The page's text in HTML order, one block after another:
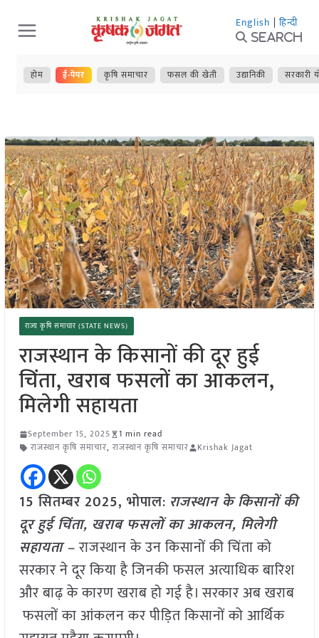
Skip
to
content
English | हिन्दी
Search
होम ई-पेपर कृषि समाचार फसल की खेती उद्यानिकी सरकारी
राज्य कृषि समाचार (STATE NEWS)
राजस्थान के किसानों की दूर हुई
चिंता, खराब फसलों का आकलन,
मिलेगी सहायता
September 15, 2025
1 min read
राजस्थान कृषि समाचार, राजस्थान कृषि समाचार Krishak Jagat
15 सितम्बर 2025, भोपाल: राजस्थान के किसानों की
दूर हुई चिंता, खराब फसलों का आकलन, मिलेगी
सहायता –राजस्थान के उन किसानों की चिंता को
सरकार ने दूर किया है जिनकी फसल अत्याधिक बारिश
और बाढ़ के कारण खराब हो गई है। सरकार अब खराब
फसलों का आंकलन कर पीड़ित किसानों को आर्थिक